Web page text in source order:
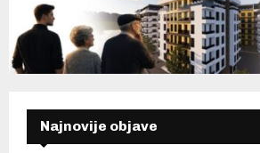
Najnovije objave